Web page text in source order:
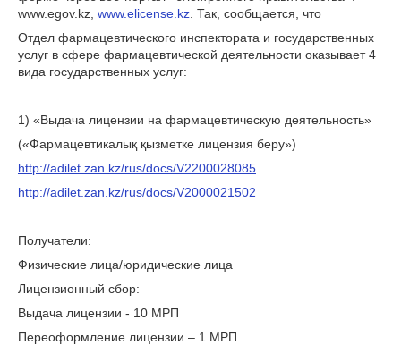
www.egov.kz, www.elicense.kz . Так, сообщается, что
Отдел фармацевтического инспектората и государственных
услуг в сфере фармацевтической деятельности оказывает 4
вида государственных услуг:
1) «Выдача лицензии на фармацевтическую деятельность»
(«Фармацевтикалық қызметке лицензия беру»)
http://adilet.zan.kz/rus/docs/V2200028085
http://adilet.zan.kz/rus/docs/V2000021502
Получатели:
Физические лица/юридические лица
Лицензионный сбор:
Выдача лицензии - 10 МРП
Переоформление лицензии – 1 МРП